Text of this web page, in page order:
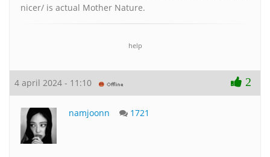
nicer/ is actual Mother Nature.
help
4 april 2024 - 11:10 2
namjoonn 1721